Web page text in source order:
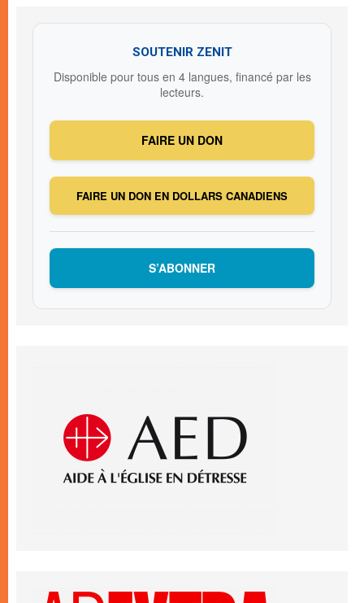
SOUTENIR ZENIT
Disponible pour tous en 4 langues, financé par les
lecteurs.
FAIRE UN DON
FAIRE UN DON EN DOLLARS CANADIENS
S’ABONNER